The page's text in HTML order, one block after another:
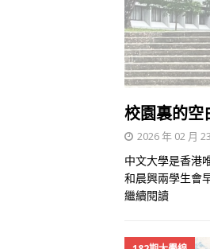
校園裏的
2026 年 02 月
中文大學是香港
和晨興兩學生會
繼續閱讀